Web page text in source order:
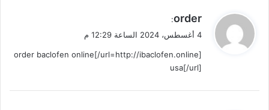
ي
ق
ل
order
:
4 أغسطس، 2024 الساعة 12:29 م
[url=http://ibaclofen.online/]order baclofen online
usa[/url]